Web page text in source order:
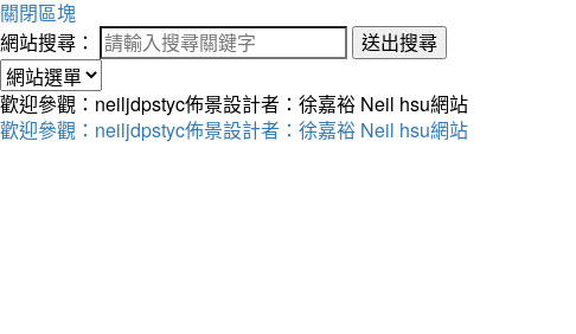
關閉區塊
網站搜尋：
送出搜尋
歡迎參觀：neiljdpstyc佈景設計者：徐嘉裕 Neil hsu網站
歡迎參觀：neiljdpstyc佈景設計者：徐嘉裕 Neil hsu網站